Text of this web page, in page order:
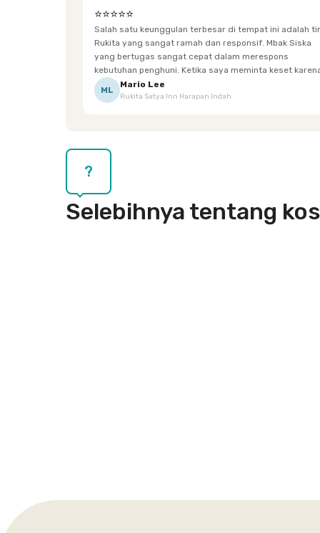
⭐⭐⭐⭐⭐
Salah satu keunggulan terbesar di tempat ini adalah
Rukita yang sangat ramah dan responsif. Mbak Siska
yang bertugas sangat cepat dalam merespons
kebutuhan penghuni. Ketika saya meminta keset karena
sempat terpeleset, permintaan tersebut langsung
dipenuhi dengan cepat. Terima kasih Mbak Siska.
ML
Mario Lee
Rukita Satya Inn Harapan Indah
?
Selebihnya tentang